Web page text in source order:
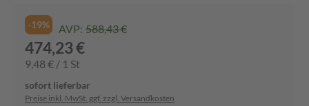
-19% AVP: 588,43 €
474,23 €
9,48 € / 1 St
sofort lieferbar
Preise inkl. MwSt. ggf. zzgl. Versandkosten